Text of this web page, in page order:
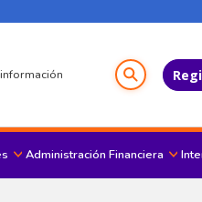
Administración Financiera